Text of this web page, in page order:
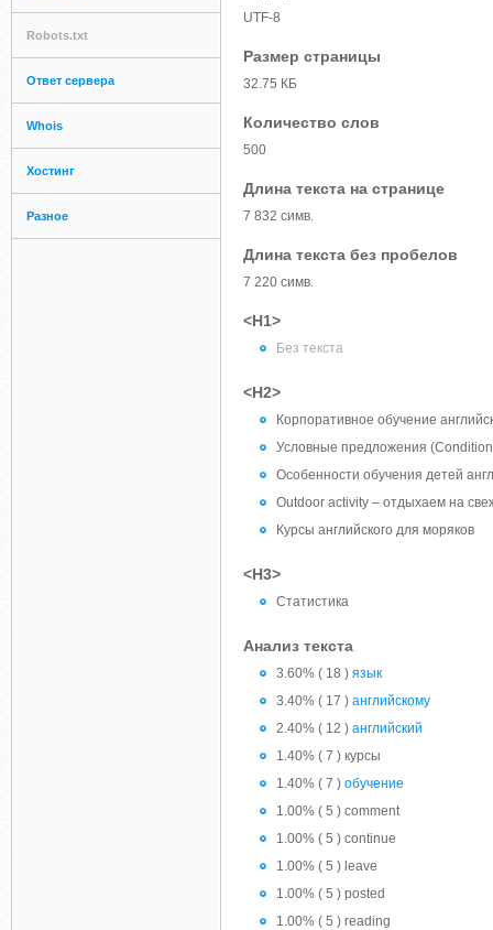
Robots.txt
Ответ сервера
Whois
Хостинг
Разное
UTF-8
Размер страницы
32.75 КБ
Количество слов
500
Длина текста на странице
7 832 симв.
Длина текста без пробелов
7 220 симв.
<H1>
Без текста
<H2>
Корпоративное обучение
Условные предложения
Особенности обучения детей
Outdoor activity – отдыхаем на
Курсы английского для моряков
<H3>
Статистика
Анализ текста
3.60% ( 18 ) язык
3.40% ( 17 ) английскому
2.40% ( 12 ) английский
1.40% ( 7 ) курсы
1.40% ( 7 ) обучение
1.00% ( 5 ) comment
1.00% ( 5 ) continue
1.00% ( 5 ) leave
1.00% ( 5 ) posted
1.00% ( 5 ) reading